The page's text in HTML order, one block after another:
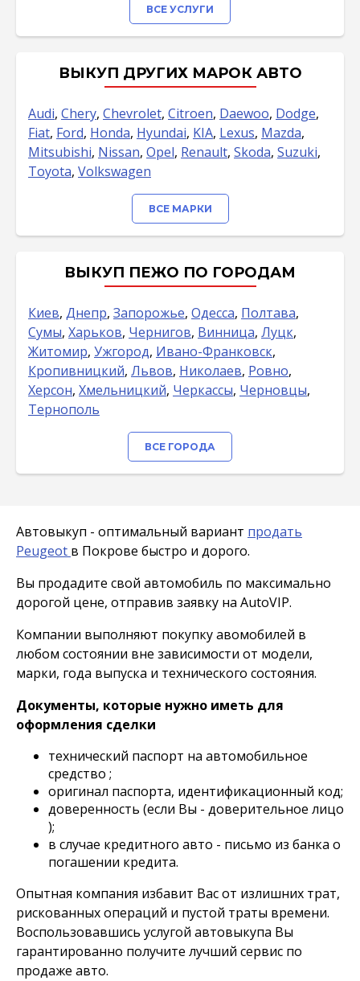
ВСЕ УСЛУГИ
ВЫКУП ДРУГИХ МАРОК АВТО
Audi, Chery, Chevrolet, Citroen, Daewoo, Dodge,
Fiat, Ford, Honda, Hyundai, KIA, Lexus, Mazda,
Mitsubishi, Nissan, Opel, Renault, Skoda, Suzuki,
Toyota, Volkswagen
ВСЕ МАРКИ
ВЫКУП ПЕЖО ПО ГОРОДАМ
Киев, Днепр, Запорожье, Одесса, Полтава,
Сумы, Харьков, Чернигов, Винница, Луцк,
Житомир, Ужгород, Ивано-Франковск,
Кропивницкий, Львов, Николаев, Ровно,
Херсон, Хмельницкий, Черкассы, Черновцы,
Тернополь
ВСЕ ГОРОДА
Автовыкуп - оптимальный вариант продать
Peugeot в Покрове быстро и дорого.
Вы продадите свой автомобиль по максимально
дорогой цене, отправив заявку на AutoVIP.
Компании выполняют покупку авомобилей в
любом состоянии вне зависимости от модели,
марки, года выпуска и технического состояния.
Документы, которые нужно иметь для
оформления сделки
технический паспорт на автомобильное
средство ;
оригинал паспорта, идентификационный код;
доверенность (если Вы - доверительное лицо
);
в случае кредитного авто - письмо из банка о
погашении кредита.
Опытная компания избавит Вас от излишних трат,
рискованных операций и пустой траты времени.
Воспользовавшись услугой автовыкупа Вы
гарантированно получите лучший сервис по
продаже авто.